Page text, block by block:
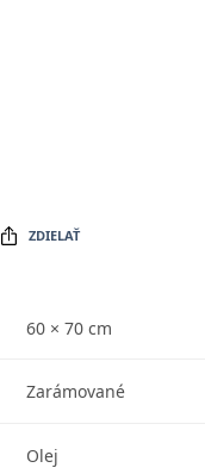
ZDIELAŤ
60 × 70 cm
Zarámované
Olej